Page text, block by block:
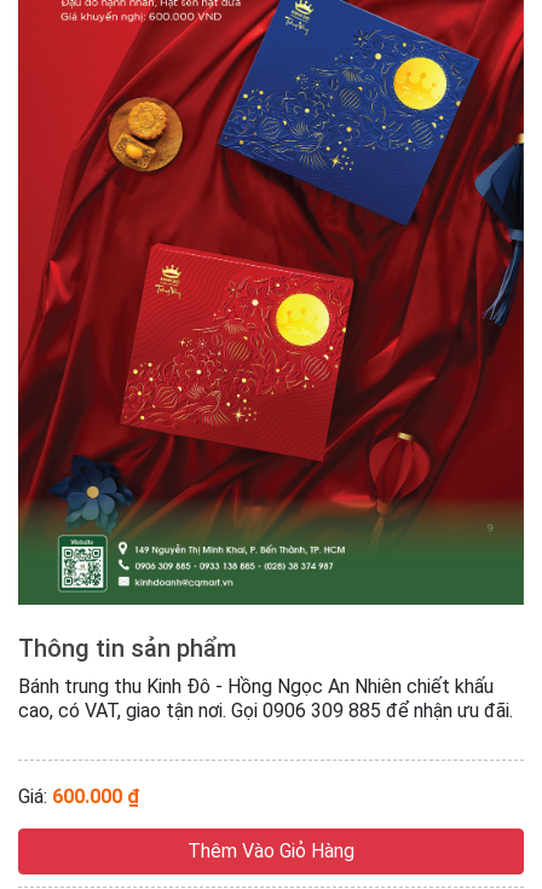
Thông tin sản phẩm
Bánh trung thu Kinh Đô - Hồng Ngọc An Nhiên chiết khấu
cao, có VAT, giao tận nơi. Gọi 0906 309 885 để nhận ưu đãi.
Giá: 600.000 ₫
Thêm Vào Giỏ Hàng